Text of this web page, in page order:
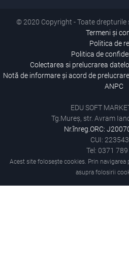
© 2020 Copyright - Toate drepturile
Termeni și
Politica de
Politica de
Colectarea si prelucrarea
Notă de informare și acord de
ANPC
EDU SOFT
Tg.Mureș, str. Avram
Nr.înreg.ORC:
CUI:
Tel: 0371
Acest site folosește cookies. Prin navigarea
asupra folosirii